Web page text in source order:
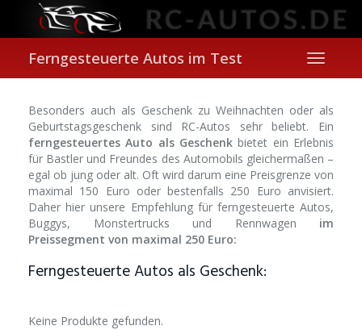
main
content
Toggle
Ferngesteuerte Autos im Test
Besonders auch als Geschenk zu Weihnachten oder als
Geburtstagsgeschenk sind RC-Autos sehr beliebt. Ein
ferngesteuertes Auto als Geschenk bietet ein Erlebnis
für Bastler und Freundes des Automobils gleichermaßen –
egal ob jung oder alt. Oft wird darum eine Preisgrenze von
maximal 150 Euro oder bestenfalls 250 Euro anvisiert.
Daher hier unsere Empfehlung für ferngesteuerte Autos,
Buggys, Monstertrucks und Rennwagen im
Preissegment von maximal 250 Euro:
Ferngesteuerte Autos als Geschenk:
Keine Produkte gefunden.